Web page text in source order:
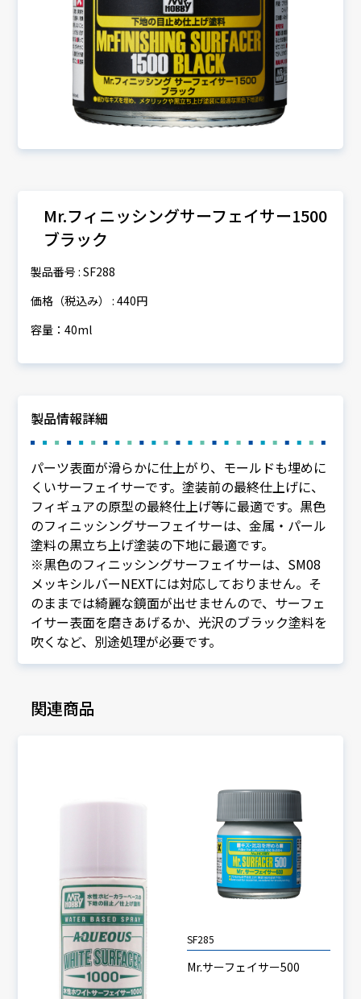
Mr.フィニッシングサーフェイサー1500
ブラック
製品番号 : SF288
価格（税込み） : 440円
容量：40ml
製品情報詳細
パーツ表面が滑らかに仕上がり、モールドも埋めに
くいサーフェイサーです。塗装前の最終仕上げに、
フィギュアの原型の最終仕上げ等に最適です。黒色
のフィニッシングサーフェイサーは、金属・パール
塗料の黒立ち上げ塗装の下地に最適です。
※黒色のフィニッシングサーフェイサーは、SM08
メッキシルバーNEXTには対応しておりません。そ
のままでは綺麗な鏡面が出せませんので、サーフェ
イサー表面を磨きあげるか、光沢のブラック塗料を
吹くなど、別途処理が必要です。
関連商品
SF285
Mr.サーフェイサー500